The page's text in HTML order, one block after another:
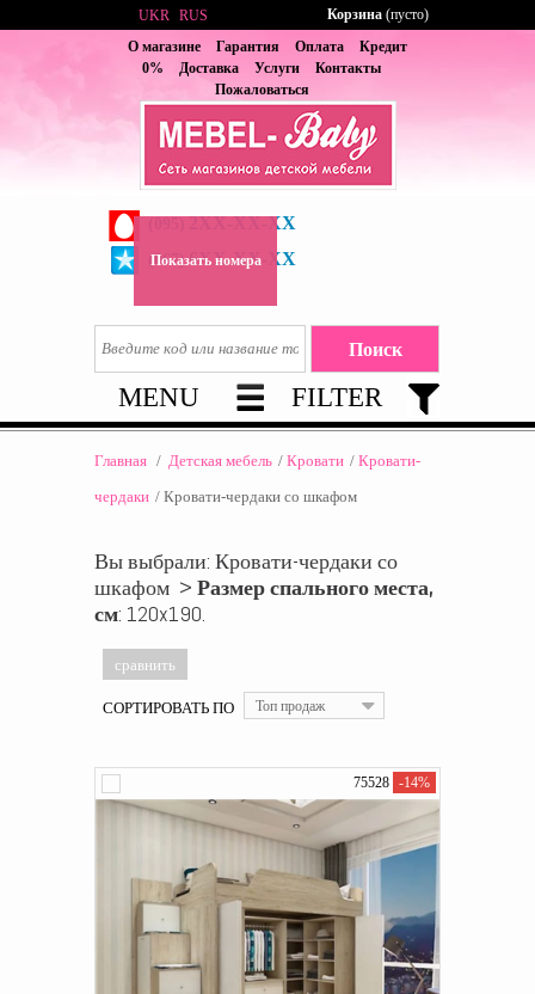
О магазине Гарантия Оплата
Кредит
0%
Доставка Услуги
Контакты
Пожаловаться
2XX-XX-XX
(067) 6XX-XX-XX
Показать номера
UKR RUS Корзина (пусто)
MENU FILTER
Главная / Детская мебель / Кровати / Кровати-
чердаки / Кровати-чердаки со шкафом
Вы выбрали: Кровати-чердаки со
шкафом > Размер спального места,
см: 120x190.
СОРТИРОВАТЬ ПО Топ продаж
75528 -14%